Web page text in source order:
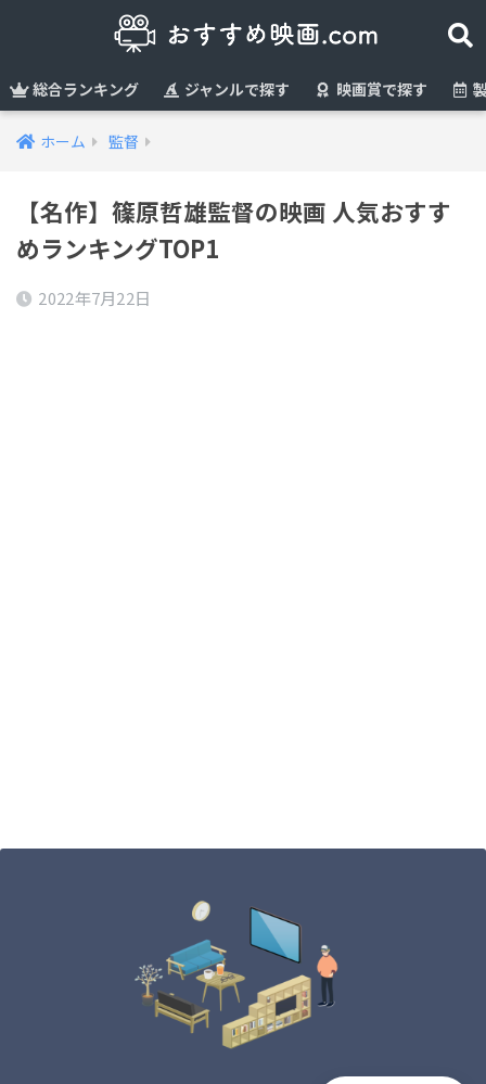
総合ランキング ジャンルで探す 映画賞で探す
ホーム 監督
【名作】篠原哲雄監督の映画 人気おすす
めランキングTOP1
2022年7月22日